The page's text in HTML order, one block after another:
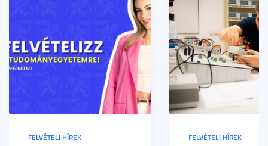
FELVÉTELI HÍREK FELVÉTELI HÍREK